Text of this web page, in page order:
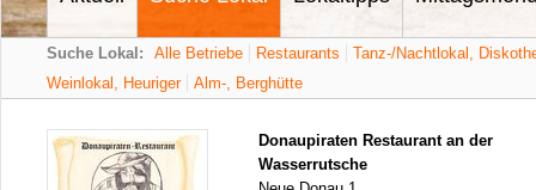
Suche Lokal: Alle Betriebe Restaurants
Tanz-/Nachtlokal,
Weinlokal, Heuriger
Alm-, Berghütte
Donaupiraten Restaurant an der
Wasserrutsche